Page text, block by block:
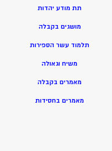
תת מודע יהדות
מושגים בקבלה
תלמוד עשר הספירות
משיח וגאולה
מאמרים בקבלה
מאמרים בחסידות